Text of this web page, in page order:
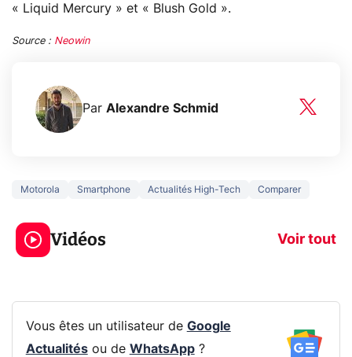
« Liquid Mercury » et « Blush Gold ».
Source : Neowin
Par Alexandre Schmid
Motorola Smartphone Actualités High-Tech Comparer
Vidéos Voir tout
3 écrans en 1 pour
319€ ? Voici L'AOC
CQ32G4ZA !
5
prochaine
Vous êtes un utilisateur de Google
Actualitésou de WhatsApp?